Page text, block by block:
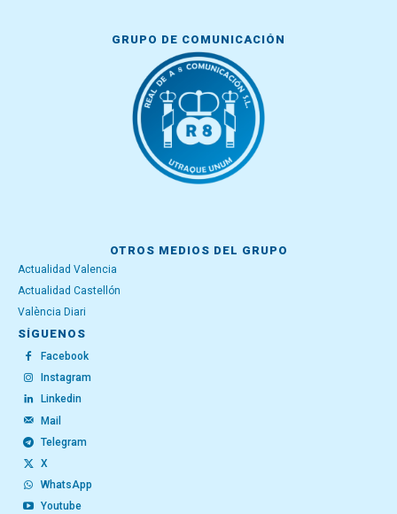
GRUPO DE COMUNICACIÓN
OTROS MEDIOS DEL GRUPO
Actualidad Valencia
Actualidad Castellón
València Diari
SÍGUENOS
Facebook
Instagram
Linkedin
Mail
Telegram
X
WhatsApp
Youtube